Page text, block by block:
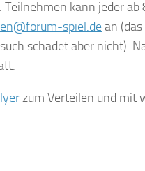
kann jeder
spiel.dean
schadet aber nicht).
zum Verteilen und mit